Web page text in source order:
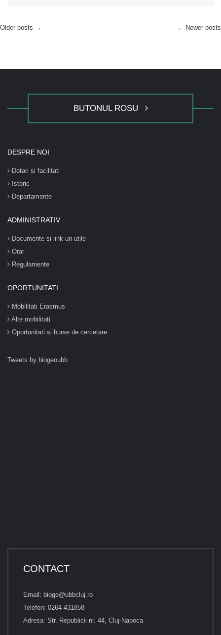
Older posts → ← Newer posts
BUTONUL ROSU
DESPRE NOI
Dotari si facilitati
Istoric
Departamente
ADMINISTRATIV
Documente si link-uri utile
Orar
Regulamente
OPORTUNITATI
Mobilitati Erasmus
Alte mobilitati
Oportunitati si burse de cercetare
Tweets by biogeoubb
CONTACT
Email: bioge@ubbcluj.ro
Telefon: 0264-431858
Adresa: Str. Republicii nr. 44, Cluj-Napoca